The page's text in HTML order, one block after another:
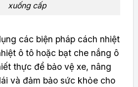
xuống cấp
các biện pháp cách nhiệt
ô tô hoặc bạt che nắng ô
thực để bảo vệ xe, nâng
và đảm bảo sức khỏe cho